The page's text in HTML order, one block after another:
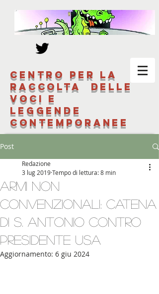
Centro per la
raccolta delle
voci e
leggende
contemporanee
Post
Armi non
convenzionali: catena
di S. Antonio contro
presidente Usa
Redazione
3 lug 2019Tempo di lettura: 8 min
Aggiornamento: 6 giu 2024